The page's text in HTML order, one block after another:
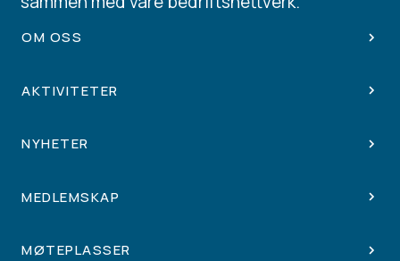
OM OSS
AKTIVITETER
NYHETER
MEDLEMSKAP
MØTEPLASSER